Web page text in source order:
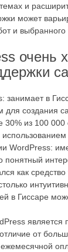
и
может
и выбранного
очень
занимает в
для создания
30% из 100
WordPress:
понятный
как
в Гиссаре
является
от